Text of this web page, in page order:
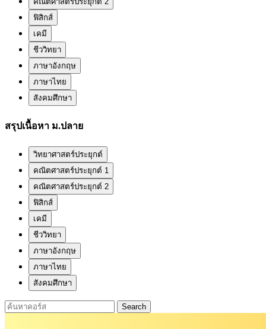
ฟิสิกส์
เคมี
ชีววิทยา
ภาษาอังกฤษ
ภาษาไทย
สังคมศึกษา
สรุปเนื้อหา ม.ปลาย
วิทยาศาสตร์ประยุกต์
คณิตศาสตร์ประยุกต์ 1
คณิตศาสตร์ประยุกต์ 2
ฟิสิกส์
เคมี
ชีววิทยา
ภาษาอังกฤษ
ภาษาไทย
สังคมศึกษา
Search